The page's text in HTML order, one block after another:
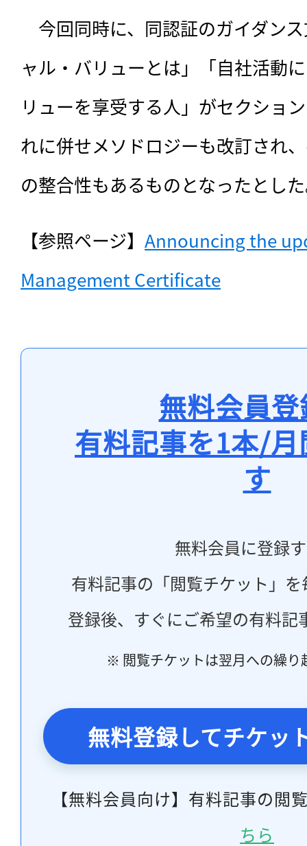
今回同時に、同認証のガイダン
ャル・バリューとは」「自社活動
リューを享受する人」がセクショ
れに併せメソドロジーも改訂され
の整合性もあるものとなったとし
【参照ページ】 Announcing the
Management Certificate
無料会員
有料記事を1本/
す
無料会員に登録
有料記事の「閲覧チケット」
登録後、すぐにご希望の有料記
※ 閲覧チケットは翌月への繰り
無料登録してチケッ
【無料会員向け】有料記事の閲
ちら